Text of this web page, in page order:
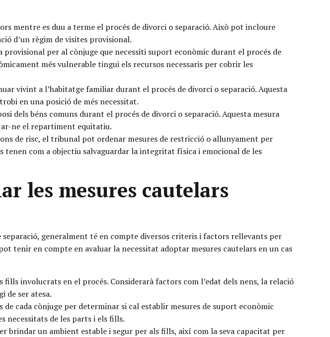
mentre es duu a terme el procés de divorci o separació. Això pot incloure
d’un règim de visites provisional.
per al cònjuge que necessiti suport econòmic durant el procés de
més vulnerable tingui els recursos necessaris per cobrir les
vivint a l’habitatge familiar durant el procés de divorci o separació. Aquesta
en una posició de més necessitat.
dels béns comuns durant el procés de divorci o separació. Aquesta mesura
ne el repartiment equitatiu.
de risc, el tribunal pot ordenar mesures de restricció o allunyament per
tenen com a objectiu salvaguardar la integritat física i emocional de les
les mesures cautelars
separació, generalment té en compte diversos criteris i factors rellevants per
tenir en compte en avaluar la necessitat adoptar mesures cautelars en un cas
involucrats en el procés. Considerarà factors com l’edat dels nens, la relació
de ser atesa.
cada cònjuge per determinar si cal establir mesures de suport econòmic
necessitats de les parts i els fills.
brindar un ambient estable i segur per als fills, així com la seva capacitat per